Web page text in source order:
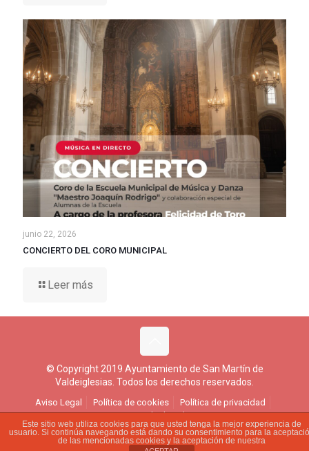
junio 22, 2026
CONCIERTO DEL CORO MUNICIPAL
Leer más
© Copyright 2019 Ayuntamiento de San Martín de
Valdeiglesias. Todos los derechos reservados.
Aviso Legal Política de cookies
Política de privacidad
Ejercicio de derechos
Este sitio web utiliza cookies para que usted tenga la mejor experiencia de
usuario. Si continúa navegando está dando su consentimiento para la
de las mencionadas cookies y la aceptación de nuestra